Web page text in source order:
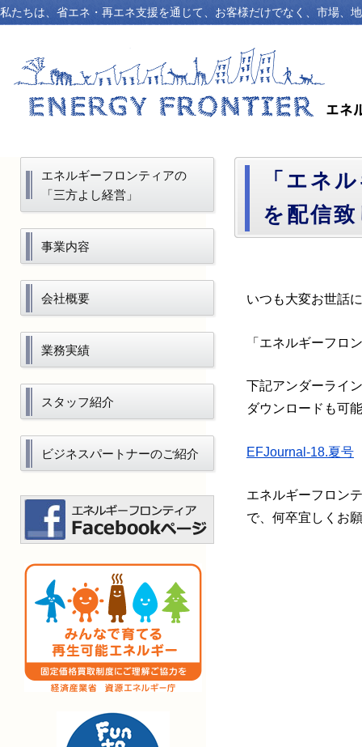
私たちは、省エネ・再エネ支援を通じて、お客様だけでなく、市場、
「エネ
を配信
いつも大変お世話
「エネルギーフロ
下記アンダーライ
ダウンロードも可
EFJournal-18.夏号
エネルギーフロン
で、何卒宜しくお
エネルギーフロンティアの
「三方よし経営」
事業内容
会社概要
業務実績
スタッフ紹介
ビジネスパートナーのご紹介